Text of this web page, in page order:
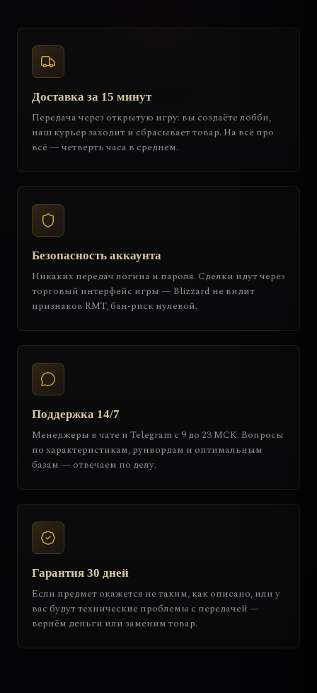
Доставка за 15 минут
Передача через открытую игру: вы создаёте лобби,
наш курьер заходит и сбрасывает товар. На всё про
всё — четверть часа в среднем.
Безопасность аккаунта
Никаких передач логина и пароля. Сделки идут через
торговый интерфейс игры — Blizzard не видит
признаков RMT, бан-риск нулевой.
Поддержка 14/7
Менеджеры в чате и Telegram с 9 до 23 МСК. Вопросы
по характеристикам, рунвордам и оптимальным
базам — отвечаем по делу.
Гарантия 30 дней
Если предмет окажется не таким, как описано, или у
вас будут технические проблемы с передачей —
вернём деньги или заменим товар.